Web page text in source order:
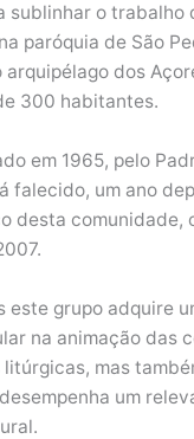
sublinhar o trabalho
paróquia de São
dos
300 habitantes.
em 1965, pelo
falecido, um ano
desta comunidade,
este grupo adquire
na animação das
mas
um